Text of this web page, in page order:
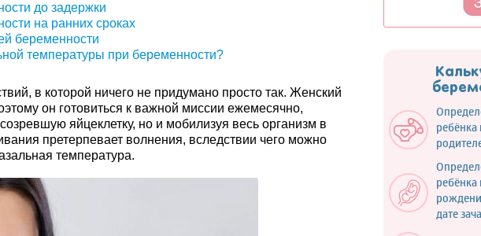
до задержки
на ранних сроках
беременности
температуры при беременности?
в которой ничего не придумано просто так. Женский
он готовиться к важной миссии ежемесячно,
яйцеклетку, но и мобилизуя весь организм в
претерпевает волнения, вследствии чего можно
температура.
ребёнка
ребёнка
дате